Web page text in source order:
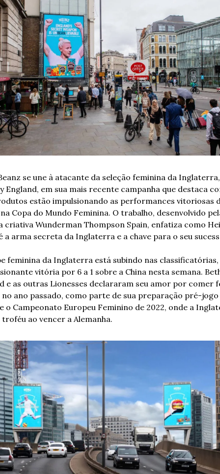
se une à atacante da seleção feminina da Inglaterra,
England, em sua mais recente campanha que destaca
estão impulsionando as performances vitoriosas
Copa do Mundo Feminina. O trabalho, desenvolvido
criativa Wunderman Thompson Spain, enfatiza como
a arma secreta da Inglaterra e a chave para o seu
feminina da Inglaterra está subindo nas classificatórias,
vitória por 6 a 1 sobre a China nesta semana.
e as outras Lionesses declararam seu amor por comer
no ano passado, como parte de sua preparação pré-jogo
o Campeonato Europeu Feminino de 2022, onde a
troféu ao vencer a Alemanha.